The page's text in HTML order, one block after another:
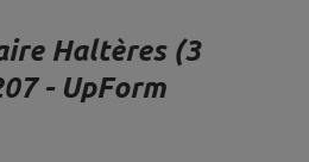
Haltères (3
- UpForm